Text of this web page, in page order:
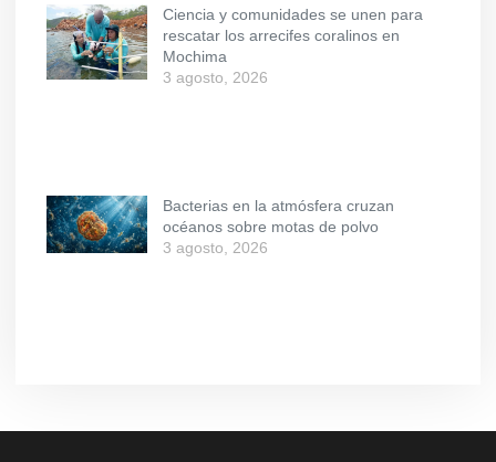
Ciencia y comunidades se unen para
rescatar los arrecifes coralinos en
Mochima
3 agosto, 2026
Bacterias en la atmósfera cruzan
océanos sobre motas de polvo
3 agosto, 2026